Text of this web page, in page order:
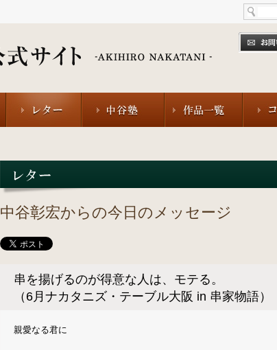
中谷彰宏からの今日のメッセージ
串を揚げるのが得意な人は、モテる。
（6月ナカタニズ・テーブル大阪 in 串家物語）
親愛なる君に